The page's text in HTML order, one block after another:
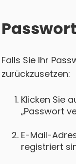
Falls Sie Ihr
zurückzusetzen:
Klicken Sie
„Passwort
E-Mail-
registriert